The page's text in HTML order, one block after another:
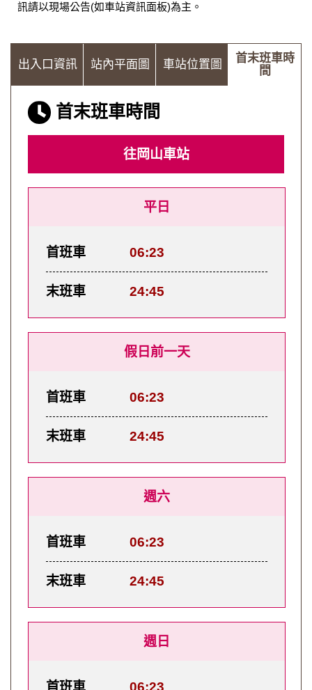
訊請以現場公告(如車站資訊面板)為主。
出入口資訊 站內平面圖 車站位置圖
首末班車時
間
首末班車時間
往岡山車站
平日
首班車 06:23
末班車 24:45
假日前一天
首班車 06:23
末班車 24:45
週六
首班車 06:23
末班車 24:45
週日
首班車 06:23